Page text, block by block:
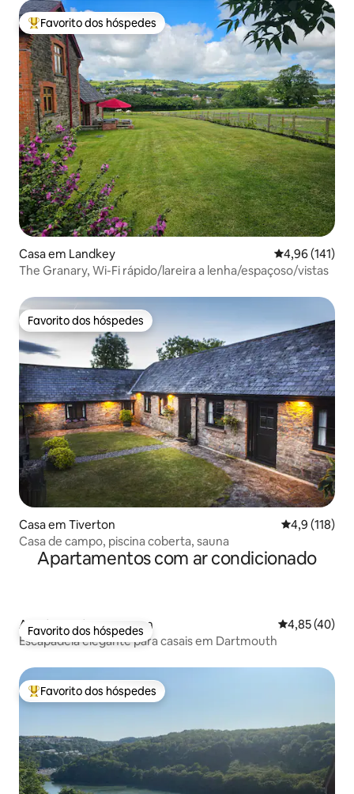
Favoritos dos hóspedes mais apreciados
Favorito dos hóspedes
Casa em Landkey Classificação
4,96 (141)
The Granary, Wi-Fi rápido/lareira a lenha/espaçoso/vistas
Favorito dos hóspedes
Favorito dos hóspedes
Casa em Tiverton
4,9 (118)
Casa de campo, piscina coberta, sauna
Apartamentos com ar condicionado
Favorito dos hóspedes
Favorito dos hóspedes
Apartamento em Devon Classificação
4,85 (40)
Escapadela elegante para casais em Dartmouth
Favoritos dos hóspedes mais apreciados
Favorito dos hóspedes